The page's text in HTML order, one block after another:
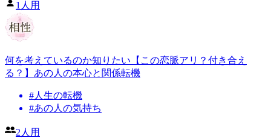
1人用
何を考えているのか知りたい【この恋脈アリ？付き合え
る？】あの人の本心と関係転機
#人生の転機
#あの人の気持ち
2人用